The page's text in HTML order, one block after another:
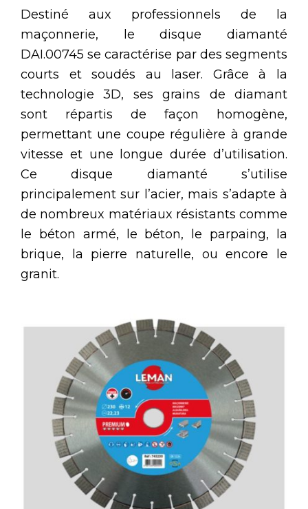
Destiné aux professionnels de la
maçonnerie, le disque diamanté
DAI.00745 se caractérise par des segments
courts et soudés au laser. Grâce à la
technologie 3D, ses grains de diamant
sont répartis de façon homogène,
permettant une coupe régulière à grande
vitesse et une longue durée d’utilisation.
Ce disque diamanté s’utilise
principalement sur l’acier, mais s’adapte à
de nombreux matériaux résistants comme
le béton armé, le béton, le parpaing, la
brique, la pierre naturelle, ou encore le
granit.